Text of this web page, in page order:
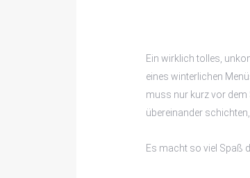
Ein wirklich tolles,
eines winterlichen
muss nur kurz vor dem
übereinander
Es macht so viel Spaß